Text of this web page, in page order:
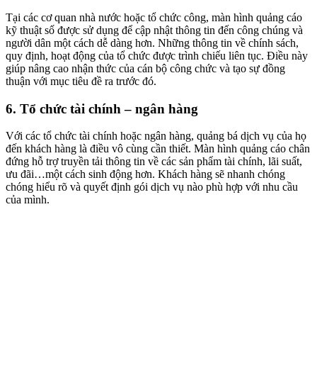
Tại các cơ quan nhà nước hoặc tổ chức công, màn hình quảng cáo
kỹ thuật số được sử dụng để cập nhật thông tin đến công chúng và
người dân một cách dễ dàng hơn. Những thông tin về chính sách,
quy định, hoạt động của tổ chức được trình chiếu liên tục. Điều này
giúp nâng cao nhận thức của cán bộ công chức và tạo sự đồng
thuận với mục tiêu đề ra trước đó.
6. Tổ chức tài chính – ngân hàng
Với các tổ chức tài chính hoặc ngân hàng, quảng bá dịch vụ của họ
đến khách hàng là điều vô cùng cần thiết. Màn hình quảng cáo chân
đứng hỗ trợ truyền tải thông tin về các sản phẩm tài chính, lãi suất,
ưu đãi…một cách sinh động hơn. Khách hàng sẽ nhanh chóng
chóng hiểu rõ và quyết định gói dịch vụ nào phù hợp với nhu cầu
của mình.